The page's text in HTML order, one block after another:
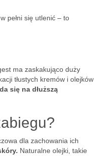
pełni się utlenić – to
ma zaskakująco duży
tłustych kremów i olejków
się na dłuższą
dla zachowania ich
Naturalne olejki, takie